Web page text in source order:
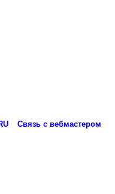
Связь с вебмастером